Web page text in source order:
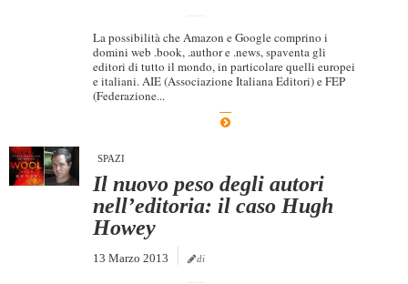
La possibilità che Amazon e Google comprino i
domini web .book, .author e .news, spaventa gli
editori di tutto il mondo, in particolare quelli europei
e italiani. AIE (Associazione Italiana Editori) e FEP
(Federazione...
SPAZI
Il nuovo peso degli autori
nell’editoria: il caso Hugh
Howey
13 Marzo 2013 di